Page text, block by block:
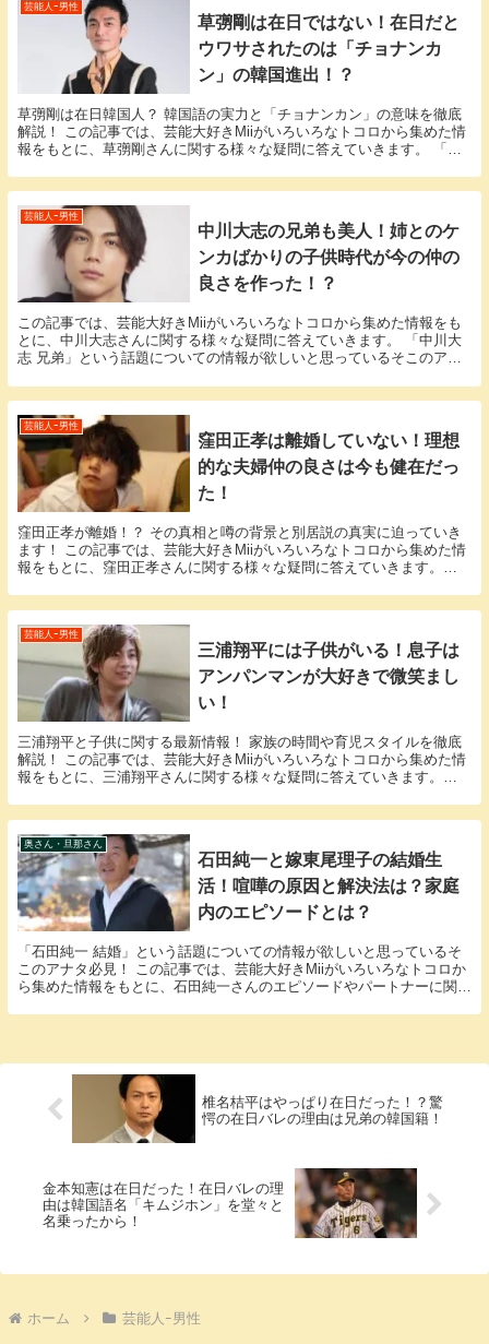
芸能人ｰ男性
草彅剛は在日ではない！在日だと
ウワサされたのは「チョナンカ
ン」の韓国進出！？
草彅剛は在日韓国人？ 韓国語の実力と「チョナンカン」の意味を徹底
解説！ この記事では、芸能大好きMiiがいろいろなトコロから集めた情
報をもとに、草彅剛さんに関する様々な疑問に答えていきます。 「草
芸能人ｰ男性
中川大志の兄弟も美人！姉とのケ
ンカばかりの子供時代が今の仲の
良さを作った！？
この記事では、芸能大好きMiiがいろいろなトコロから集めた情報をも
とに、中川大志さんに関する様々な疑問に答えていきます。 「中川大
志 兄弟」という話題についての情報が欲しいと思っているそこのアナ
芸能人ｰ男性
窪田正孝は離婚していない！理想
的な夫婦仲の良さは今も健在だっ
た！
窪田正孝が離婚！？ その真相と噂の背景と別居説の真実に迫っていき
ます！ この記事では、芸能大好きMiiがいろいろなトコロから集めた情
報をもとに、窪田正孝さんに関する様々な疑問に答えていきます。
芸能人ｰ男性
三浦翔平には子供がいる！息子は
アンパンマンが大好きで微笑まし
い！
三浦翔平と子供に関する最新情報！ 家族の時間や育児スタイルを徹底
解説！ この記事では、芸能大好きMiiがいろいろなトコロから集めた情
報をもとに、三浦翔平さんに関する様々な疑問に答えていきます。
奥さん・旦那さん
石田純一と嫁東尾理子の結婚生
活！喧嘩の原因と解決法は？家庭
内のエピソードとは？
「石田純一 結婚」という話題についての情報が欲しいと思っているそ
このアナタ必見！ この記事では、芸能大好きMiiがいろいろなトコロか
ら集めた情報をもとに、石田純一さんのエピソードやパートナーに関す
椎名桔平はやっぱり在日だった！？驚
愕の在日バレの理由は兄弟の韓国籍！
金本知憲は在日だった！在日バレの理
由は韓国語名「キムジホン」を堂々と
名乗ったから！
ホーム 芸能人ｰ男性